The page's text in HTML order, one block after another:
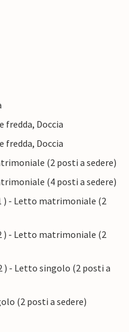
fredda, Doccia
fredda, Doccia
(2 posti a sedere)
(4 posti a sedere)
) - Letto matrimoniale (2
) - Letto matrimoniale (2
) - Letto singolo (2 posti a
(2 posti a sedere)